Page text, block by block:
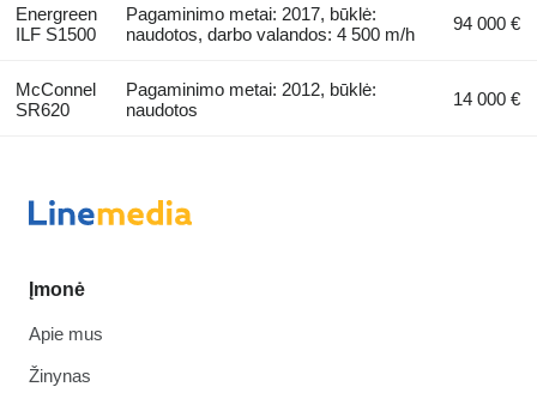
Energreen
ILF S1500
Pagaminimo metai: 2017, būklė:
naudotos, darbo valandos: 4 500 m/h
94 000 €
McConnel
SR620
Pagaminimo metai: 2012, būklė:
naudotos
14 000 €
Įmonė
Apie mus
Žinynas